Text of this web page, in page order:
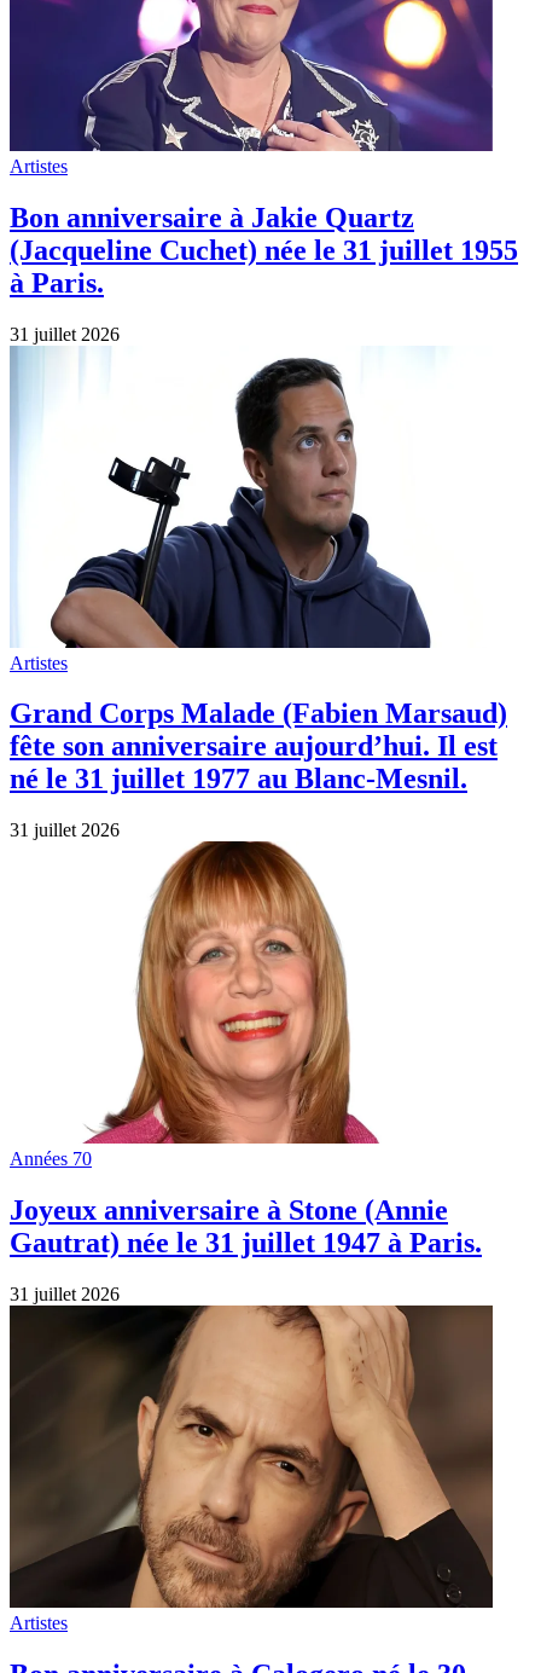
Artistes
Grand Corps Malade (Fabien Marsaud)
fête son anniversaire aujourd’hui. Il est
né le 31 juillet 1977 au Blanc-Mesnil.
31 juillet 2026
Années 70
Joyeux anniversaire à Stone (Annie
Gautrat) née le 31 juillet 1947 à Paris.
31 juillet 2026
Bon anniversaire à Calogero né le 30
juillet 1971 à Échirolles
30 juillet 2026
DJ Kavinsky est mort ! Il avait 50 ans.